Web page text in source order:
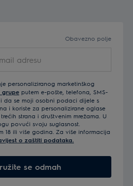
Obavezno polje
personaliziranog marketinškog
grupe putem e-pošte, telefona, SMS-
da se moji osobni podaci dijele s
i koriste za personalizirane oglase
strana i društvenim mrežama. U
povući svoju suglasnost.
18 ili više godina. Za više informacija
o zaštiti podataka.
se odmah